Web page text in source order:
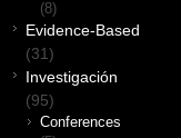
(8)
Evidence-Based
(31)
Investigación
(95)
Conferences